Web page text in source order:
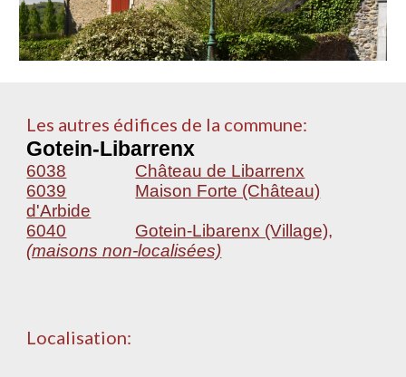
Les autres édifices de la commune:
Gotein-Libarrenx
6038
Château de Libarrenx
6039
Maison Forte (Château)
d'Arbide
6040
Gotein-Libarenx (Village),
(maisons non-localisées)
Localisation: